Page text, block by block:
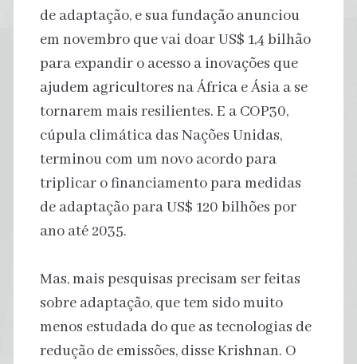
de adaptação, e sua fundação anunciou
em novembro que vai doar US$ 1,4 bilhão
para expandir o acesso a inovações que
ajudem agricultores na África e Ásia a se
tornarem mais resilientes. E a COP30,
cúpula climática das Nações Unidas,
terminou com um novo acordo para
triplicar o financiamento para medidas
de adaptação para US$ 120 bilhões por
ano até 2035.
Mas, mais pesquisas precisam ser feitas
sobre adaptação, que tem sido muito
menos estudada do que as tecnologias de
redução de emissões, disse Krishnan. O